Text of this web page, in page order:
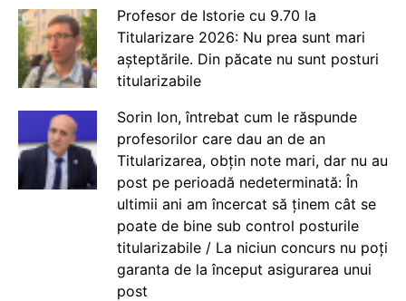
Profesor de Istorie cu 9.70 la
Titularizare 2026: Nu prea sunt mari
așteptările. Din păcate nu sunt posturi
titularizabile
Sorin Ion, întrebat cum le răspunde
profesorilor care dau an de an
Titularizarea, obțin note mari, dar nu au
post pe perioadă nedeterminată: În
ultimii ani am încercat să ținem cât se
poate de bine sub control posturile
titularizabile / La niciun concurs nu poți
garanta de la început asigurarea unui
post